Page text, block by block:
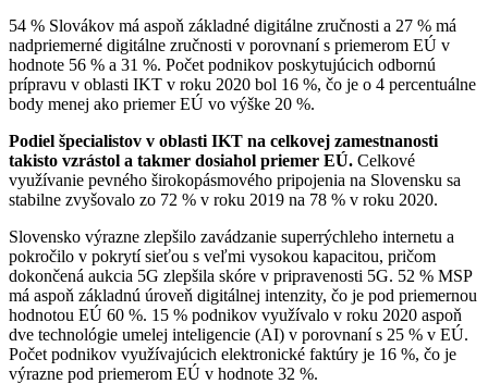
54 % Slovákov má aspoň základné digitálne zručnosti a 27 % má
nadpriemerné digitálne zručnosti v porovnaní s priemerom EÚ v
hodnote 56 % a 31 %. Počet podnikov poskytujúcich odbornú
prípravu v oblasti IKT v roku 2020 bol 16 %, čo je o 4 percentuálne
body menej ako priemer EÚ vo výške 20 %.
Podiel špecialistov v oblasti IKT na celkovej zamestnanosti
takisto vzrástol a takmer dosiahol priemer EÚ. Celkové
využívanie pevného širokopásmového pripojenia na Slovensku sa
stabilne zvyšovalo zo 72 % v roku 2019 na 78 % v roku 2020.
Slovensko výrazne zlepšilo zavádzanie superrýchleho internetu a
pokročilo v pokrytí sieťou s veľmi vysokou kapacitou, pričom
dokončená aukcia 5G zlepšila skóre v pripravenosti 5G. 52 % MSP
má aspoň základnú úroveň digitálnej intenzity, čo je pod priemernou
hodnotou EÚ 60 %. 15 % podnikov využívalo v roku 2020 aspoň
dve technológie umelej inteligencie (AI) v porovnaní s 25 % v EÚ.
Počet podnikov využívajúcich elektronické faktúry je 16 %, čo je
výrazne pod priemerom EÚ v hodnote 32 %.